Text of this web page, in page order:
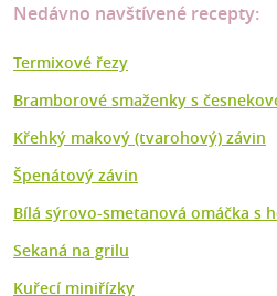
Nedávno navštívené recepty:
Termixové řezy
Bramborové smaženky s
Křehký makový (tvarohový) závin
Špenátový závin
Bílá sýrovo-smetanová omáčka s
Sekaná na grilu
Kuřecí miniřízky